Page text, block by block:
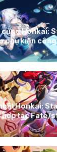
cùng Honkai:
phụ kiện
Honkai:
hợp tác Fate/